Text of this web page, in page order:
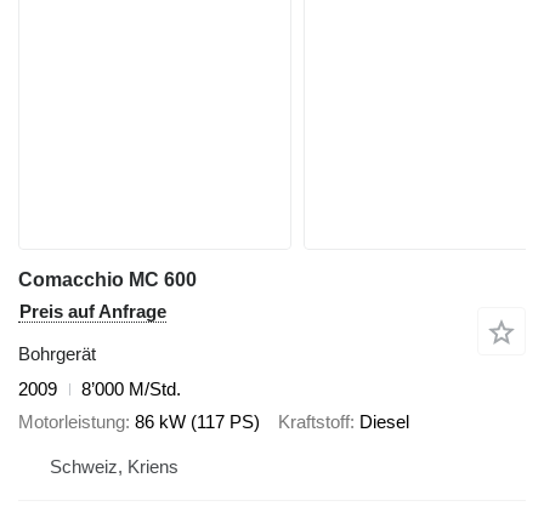
Comacchio MC 600
Preis auf Anfrage
Bohrgerät
2009
8’000 M/Std.
Motorleistung 86 kW (117 PS) Kraftstoff Diesel
Schweiz, Kriens